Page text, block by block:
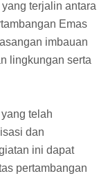
terjalin antara
Emas
imbauan
lingkungan serta
telah
dan
ini dapat
pertambangan